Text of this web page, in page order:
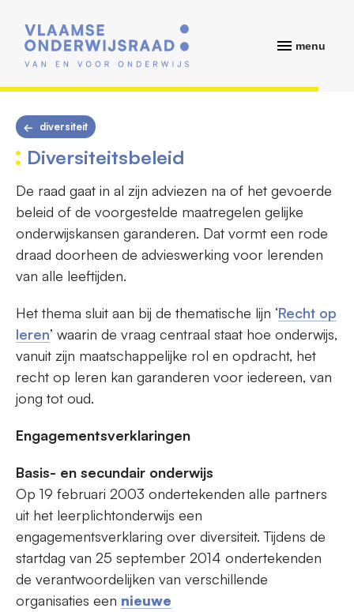
menu
diversiteit
Diversiteitsbeleid
De raad gaat in al zijn adviezen na of het gevoerde
beleid of de voorgestelde maatregelen gelijke
onderwijskansen garanderen. Dat vormt een rode
draad doorheen de advieswerking voor lerenden
van alle leeftijden.
Het thema sluit aan bij de thematische lijn ‘Recht op
leren’ waarin de vraag centraal staat hoe onderwijs,
vanuit zijn maatschappelijke rol en opdracht, het
recht op leren kan garanderen voor iedereen, van
jong tot oud.
Engagementsverklaringen
Basis- en secundair onderwijs
Op 19 februari 2003 ondertekenden alle partners
uit het leerplichtonderwijs een
engagementsverklaring over diversiteit. Tijdens de
startdag van 25 september 2014 ondertekenden
de verantwoordelijken van verschillende
organisaties een nieuwe